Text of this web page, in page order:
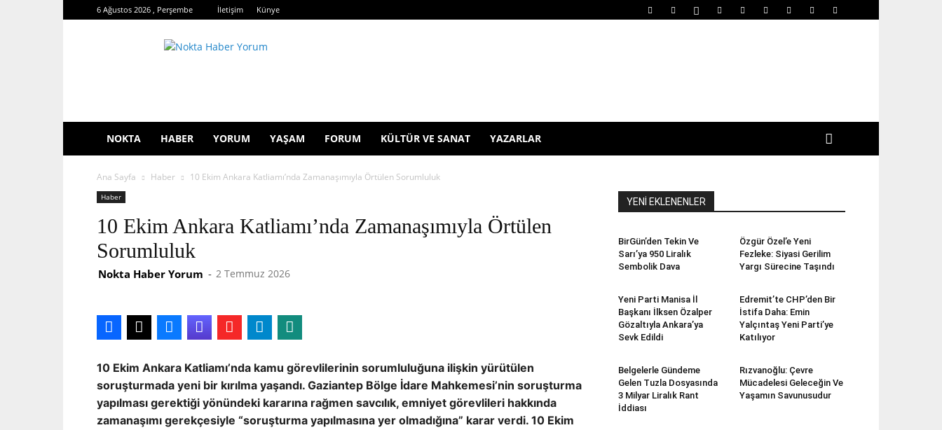
6 Ağustos 2026 , Perşembe İletişim Künye
NOKTA HABER YORUM YAŞAM FORUM KÜLTÜR VE SANAT YAZARLAR
Ana Sayfa Haber 10 Ekim Ankara Katliamı’nda Zamanaşımıyla Örtülen Sorumluluk
Haber
10 Ekim Ankara Katliamı’nda Zamanaşımıyla Örtülen
Sorumluluk
Nokta Haber Yorum - 2 Temmuz 2026
10 Ekim Ankara Katliamı’nda kamu görevlilerinin sorumluluğuna ilişkin yürütülen
soruşturmada yeni bir kırılma yaşandı. Gaziantep Bölge İdare Mahkemesi’nin soruşturma
yapılması gerektiği yönündeki kararına rağmen savcılık, emniyet görevlileri hakkında
zamanaşımı gerekçesiyle “soruşturma yapılmasına yer olmadığına” karar verdi. 10 Ekim
YENİ EKLENENLER
BirGün’den Tekin Ve
Sarı’ya 950 Liralık
Sembolik Dava
Özgür Özel’e Yeni
Fezleke: Siyasi Gerilim
Yargı Sürecine Taşındı
Yeni Parti Manisa İl
Başkanı İlksen Özalper
Gözaltıyla Ankara’ya
Sevk Edildi
Edremit’te CHP’den Bir
İstifa Daha: Emin
Yalçıntaş Yeni Parti’ye
Katılıyor
Belgelerle Gündeme
Gelen Tuzla Dosyasında
3 Milyar Liralık Rant
İddiası
Rızvanoğlu: Çevre
Mücadelesi Geleceğin Ve
Yaşamın Savunusudur